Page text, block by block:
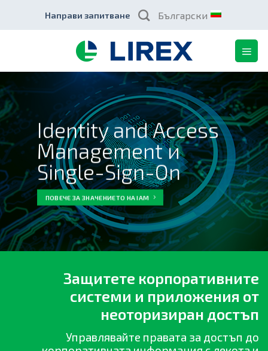
content
Направи запитване Български
Identity and Access
Management и
Single-Sign-On
ПОВЕЧЕ ЗА ЗНАЧЕНИЕТО НА IAM
Защитете корпоративните
системи и приложения от
неоторизиран достъп
Управлявайте правата за достъп до